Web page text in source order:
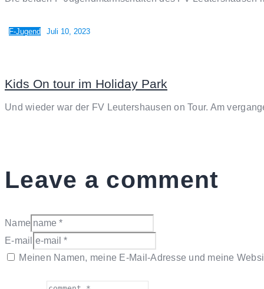
F-Jugend Juli 10, 2023
Kids On tour im Holiday Park
Und wieder war der FV Leutershausen on Tour. Am
Leave a comment
Name
E-mail
Meinen Namen, meine E-Mail-Adresse und meine